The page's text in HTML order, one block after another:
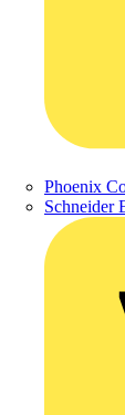
Phoenix
Schneider